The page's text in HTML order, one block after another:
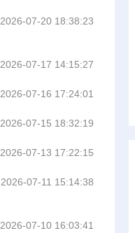
2026-07-20 18:38:23
2026-07-17 14:15:27
2026-07-16 17:24:01
2026-07-15 18:32:19
2026-07-13 17:22:15
2026-07-11 15:14:38
2026-07-10 16:03:41